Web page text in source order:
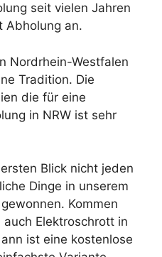
seit vielen Jahren
Abholung an.
Nordrhein-Westfalen
Tradition. Die
die für eine
in NRW ist sehr
Blick nicht jeden
Dinge in unserem
Kommen
Elektroschrott in
ist eine kostenlose